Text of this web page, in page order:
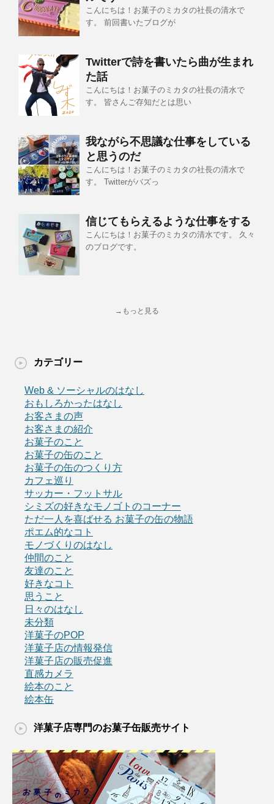
こんにちは！お菓子のミカタの社長の清水で
す。 前回書いたブログが
Twitterで詩を書いたら曲が生まれ
た話
こんにちは！お菓子のミカタの社長の清水で
す。 皆さんご存知だとは思い
我ながら不思議な仕事をしている
と思うのだ
こんにちは！お菓子のミカタの社長の清水で
す。 Twitterがバズっ
信じてもらえるような仕事をする
こんにちは！お菓子のミカタの清水です。 久々
のブログです。
→もっと見る
カテゴリー
Web & ソーシャルのはなし
おもしろかったはなし
お客さまの声
お客さまの紹介
お菓子のこと
お菓子の缶のこと
お菓子の缶のつくり方
カフェ巡り
サッカー・フットサル
シミズの好きなモノゴトのコーナー
ただ一人を喜ばせる お菓子の缶の物語
ポエム的なコト
モノづくりのはなし
仲間のこと
友達のこと
好きなコト
思うこと
日々のはなし
未分類
洋菓子のPOP
洋菓子店の情報発信
洋菓子店の販売促進
直感カメラ
絵本のこと
絵本缶
洋菓子店専門のお菓子缶販売サイト